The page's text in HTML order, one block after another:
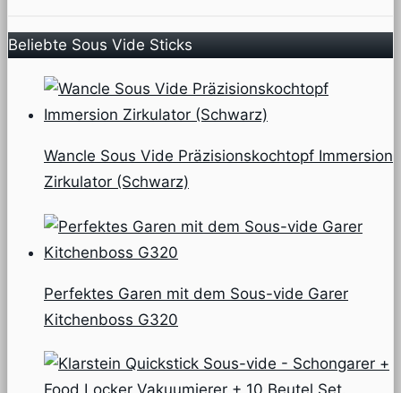
Beliebte Sous Vide Sticks
Wancle Sous Vide Präzisionskochtopf Immersion
Zirkulator (Schwarz)
Perfektes Garen mit dem Sous-vide Garer
Kitchenboss G320